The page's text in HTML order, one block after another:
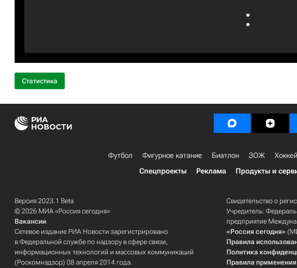
:
Статистика
Футбол Фигурное катание Биатлон ЗОЖ Хоккей
Спецпроекты
Реклама Продукты и
Версия 2023.1 Beta
© 2026 МИА «Россия сегодня»
Вакансии
Сетевое издание РИА Новости зарегистрировано
в Федеральной службе по надзору в сфере связи,
информационных технологий и массовых коммуникаций
(Роскомнадзор) 08 апреля 2014 года.
Свидетельство о
Учредитель:
предприятие
«Россия сегодня»
Правила
Политика
Правила